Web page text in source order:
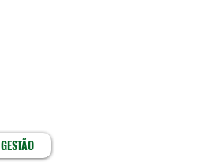
GESTÃO